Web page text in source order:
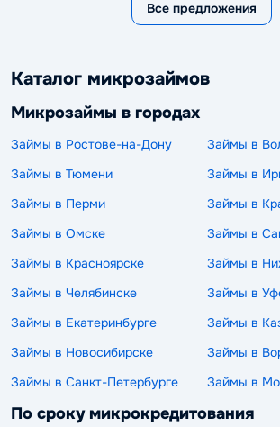
Все предложения
Каталог микрозаймов
Микрозаймы в городах
Займы в Ростове-на-Дону
Займы в
Займы в Тюмени
Займы в
Займы в Перми
Займы в
Займы в Омске
Займы в
Займы в Красноярске
Займы в
Займы в Челябинске
Займы в
Займы в Екатеринбурге
Займы в
Займы в Новосибирске
Займы в
Займы в Санкт-Петербурге
Займы в
По сроку микрокредитования